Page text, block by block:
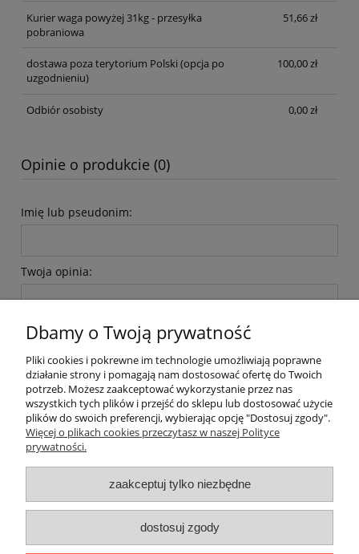
Kurier waga powyżej 31kg - przesyłka
pobraniowa
51,66 zł
dostawa poza terytorium Polski (opcja po
uzgodnieniu)
100,00 zł
Odbiór osobisty 0,00 zł
Opinie o produkcie (0)
Imię lub pseudonim:
Twoja opinia:
Inteligentny dom ( POCKET HOME )
Promocje i transport gratis
Automatyka NOVATEK
Polityka prywatności
Zwroty i reklamacje
Dbamy o Twoją prywatność
Pliki cookies i pokrewne im technologie umożliwiają poprawne
działanie strony i pomagają nam dostosować ofertę do Twoich
potrzeb. Możesz zaakceptować wykorzystanie przez nas
wszystkich tych plików i przejść do sklepu lub dostosować użycie
plików do swoich preferencji, wybierając opcję "Dostosuj zgody".
Więcej o plikach cookies przeczytasz w naszej Polityce
prywatności.
zaakceptuj tylko niezbędne
dostosuj zgody